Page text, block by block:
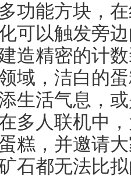
功能方块，
可以触发旁
造精密的计
域，洁白的
生活气息，
多人联机中
糕，并邀请
石都无法比